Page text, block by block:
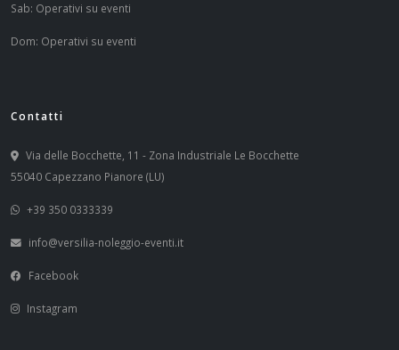
Sab: Operativi su eventi
Dom: Operativi su eventi
Contatti
Via delle Bocchette, 11 - Zona Industriale Le Bocchette
55040 Capezzano Pianore (LU)
+39 350 0333339
info@versilia-noleggio-eventi.it
Facebook
Instagram